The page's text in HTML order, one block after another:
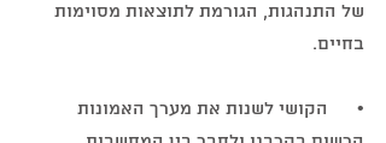
של התנהגות, הגורמת לתוצאות מסוימות
בחיים.
•      הקושי לשנות את מערך האמונות